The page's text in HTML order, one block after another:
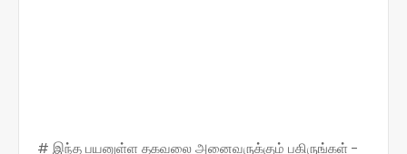
# இந்த பயனுள்ள தகவலை அனைவருக்கும் பகிருங்கள் -